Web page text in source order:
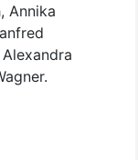
Annika